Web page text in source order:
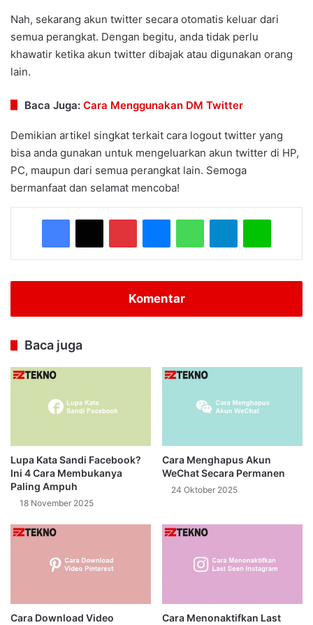
Nah, sekarang akun twitter secara otomatis keluar dari
semua perangkat. Dengan begitu, anda tidak perlu
khawatir ketika akun twitter dibajak atau digunakan orang
lain.
Baca Juga: Cara Menggunakan DM Twitter
Demikian artikel singkat terkait cara logout twitter yang
bisa anda gunakan untuk mengeluarkan akun twitter di HP,
PC, maupun dari semua perangkat lain. Semoga
bermanfaat dan selamat mencoba!
Facebook
X PinterestMessengerWhatsAppTelegramLine
Komentar
Baca juga
Lupa Kata Sandi Facebook?
Ini 4 Cara Membukanya
Paling Ampuh
18 November 2025
Cara Menghapus Akun
WeChat Secara Permanen
24 Oktober 2025
Cara Download Video
Cara Menonaktifkan Last